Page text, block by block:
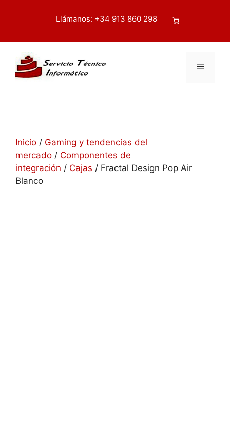
Buscar
Llámanos: +34 913 860 298
Menú
Inicio / Gaming y tendencias del
mercado / Componentes de
integración / Cajas / Fractal Design Pop Air
Blanco